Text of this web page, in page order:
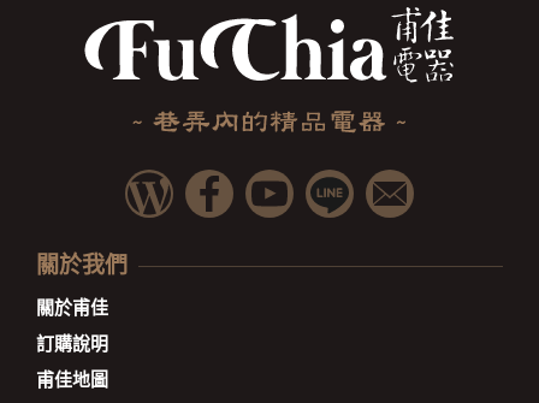
關於我們
關於甫佳
訂購說明
甫佳地圖